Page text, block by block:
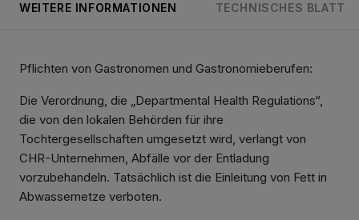
WEITERE INFORMATIONEN TECHNISCHES BLATT
Pflichten von Gastronomen und Gastronomieberufen:
Die Verordnung, die „Departmental Health Regulations“,
die von den lokalen Behörden für ihre
Tochtergesellschaften umgesetzt wird, verlangt von
CHR-Unternehmen, Abfälle vor der Entladung
vorzubehandeln. Tatsächlich ist die Einleitung von Fett in
Abwassernetze verboten.